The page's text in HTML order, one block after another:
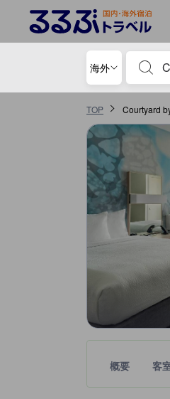
海外
宿泊施
TOP Courtyard
概要 客
るるぶトラベルに掲載されているク